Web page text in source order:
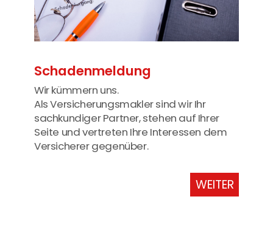
Schadenmeldung
Wir kümmern uns.
Als Versicherungsmakler sind wir Ihr
sachkundiger Partner, stehen auf Ihrer
Seite und vertreten Ihre Interessen dem
Versicherer gegenüber.
WEITER